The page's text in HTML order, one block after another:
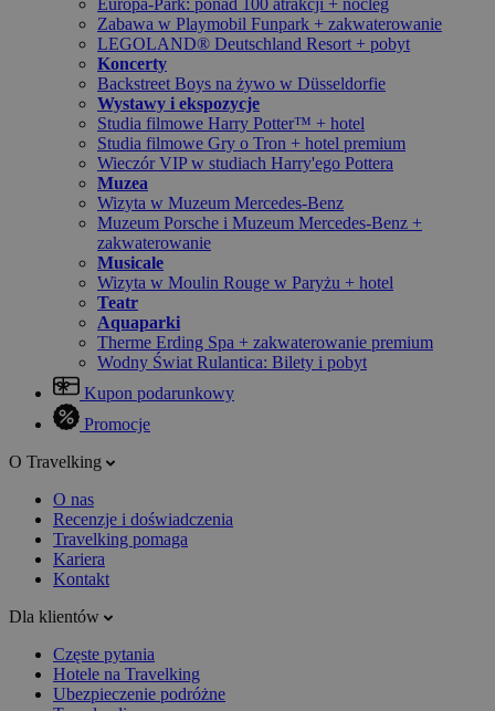
Europa-Park: ponad 100 atrakcji + nocleg
Zabawa w Playmobil Funpark + zakwaterowanie
LEGOLAND® Deutschland Resort + pobyt
Koncerty
Backstreet Boys na żywo w Düsseldorfie
Wystawy i ekspozycje
Studia filmowe Harry Potter™ + hotel
Studia filmowe Gry o Tron + hotel premium
Wieczór VIP w studiach Harry'ego Pottera
Muzea
Wizyta w Muzeum Mercedes-Benz
Muzeum Porsche i Muzeum Mercedes-Benz +
zakwaterowanie
Musicale
Wizyta w Moulin Rouge w Paryżu + hotel
Teatr
Aquaparki
Therme Erding Spa + zakwaterowanie premium
Wodny Świat Rulantica: Bilety i pobyt
Kupon podarunkowy
Promocje
O Travelking
O nas
Recenzje i doświadczenia
Travelking pomaga
Kariera
Kontakt
Dla klientów
Częste pytania
Hotele na Travelking
Ubezpieczenie podróżne